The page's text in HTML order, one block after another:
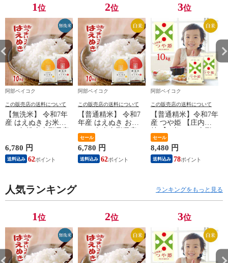
1位
阿部ベイコク
この販売店の送料について
【無洗米】 令和7年
産 はえぬき お米
※北海道・中国・四
国・九州・沖縄は別
途追加送料 コメ こ
6,780 円
送料込み 62
2位
阿部ベイコク
この販売店の送料について
【普通精米】 令和7
年産 はえぬき お米
(5kg×2袋) 送料無料
※北海道・中国・四
国・九州・沖縄は別
途追加送料 コメ こ
セール
6,780 円
送料込み 62
3位
阿部ベイコク
この販売店の送料について
【普通精米】令和7年
産 つや姫 【庄内産
県産 白米5kg×2袋 精
米 白米 お米 送料無
料 ※北海道・中国・
四国・九州・沖縄は
セール
8,480 円
送料込み 78
人気ランキング ランキングをもっと見る
1位 2位 3位